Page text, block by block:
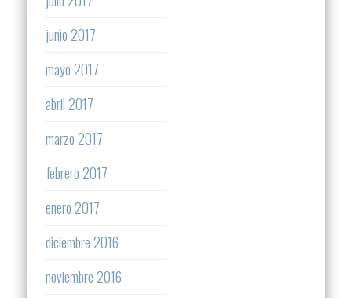
junio 2017
mayo 2017
abril 2017
marzo 2017
febrero 2017
enero 2017
diciembre 2016
noviembre 2016